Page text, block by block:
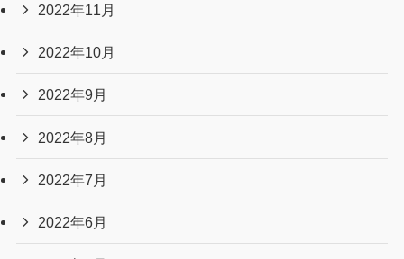
2022年11月
2022年10月
2022年9月
2022年8月
2022年7月
2022年6月